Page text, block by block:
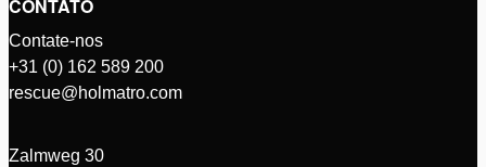
CONTATO
Contate-nos
+31 (0) 162 589 200
rescue@holmatro.com
Zalmweg 30